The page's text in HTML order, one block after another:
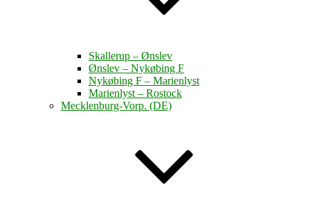
Skallerup – Ønslev
Ønslev – Nykøbing F
Nykøbing F – Marienlyst
Marienlyst – Rostock
Mecklenburg-Vorp. (DE)